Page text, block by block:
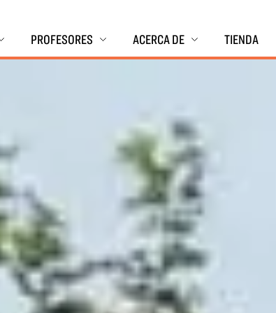
PROFESORES ACERCA DE TIENDA